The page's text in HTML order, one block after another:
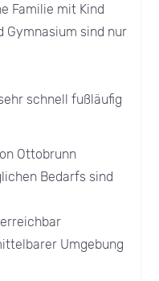
Familie mit Kind
Gymnasium sind nur
schnell fußläufig
Ottobrunn
Bedarfs sind
Umgebung